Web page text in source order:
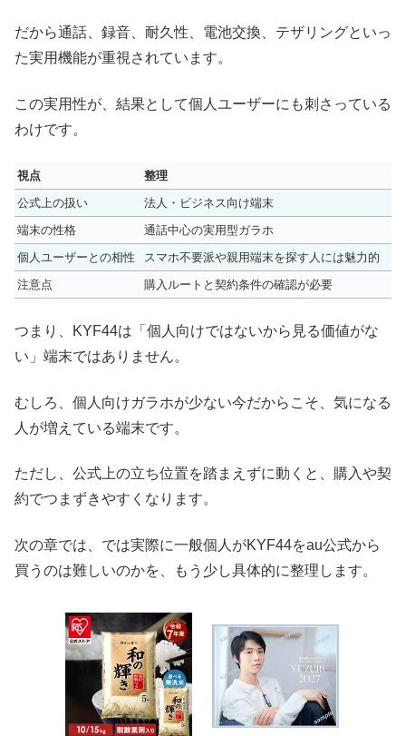
だから通話、録音、耐久性、電池交換、テザリングといっ
た実用機能が重視されています。
この実用性が、結果として個人ユーザーにも刺さっている
わけです。
視点
整理
公式上の扱い
法人・ビジネス向け端末
端末の性格
通話中心の実用型ガラホ
個人ユーザーとの相性
スマホ不要派や親用端末を探す人には魅力的
注意点
購入ルートと契約条件の確認が必要
つまり、KYF44は「個人向けではないから見る価値がな
い」端末ではありません。
むしろ、個人向けガラホが少ない今だからこそ、気になる
人が増えている端末です。
ただし、公式上の立ち位置を踏まえずに動くと、購入や契
約でつまずきやすくなります。
次の章では、では実際に一般個人がKYF44をau公式から
買うのは難しいのかを、もう少し具体的に整理します。